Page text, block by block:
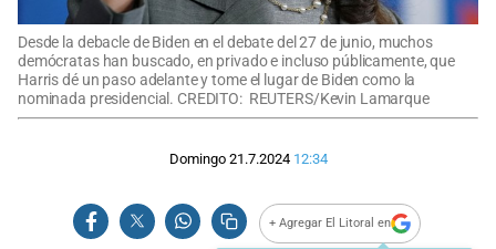
Desde la debacle de Biden en el debate del 27 de junio, muchos
demócratas han buscado, en privado e incluso públicamente, que
Harris dé un paso adelante y tome el lugar de Biden como la
nominada presidencial. CREDITO: REUTERS/Kevin Lamarque
Domingo 21.7.2024 12:34
+ Agregar El Litoral en